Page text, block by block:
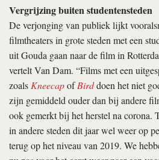
Vergrijzing buiten studentensteden
De verjonging van publiek lijkt
filmtheaters in grote steden met een
uit Gouda gaan naar de film in
vertelt Van Dam. “Films met een
zoalsKneecapofBirddoen het niet
zijn gemiddeld ouder dan bij andere
ook gemerkt bij het herstel na corona.
in andere steden dit jaar wel weer op
terug op het niveau van 2019. We